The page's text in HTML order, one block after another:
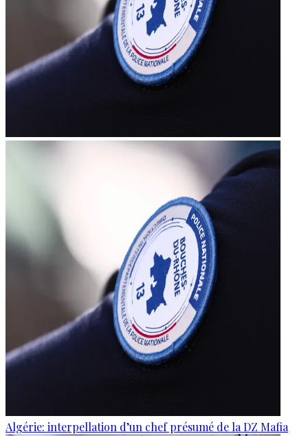
Algérie: interpellation d’un chef présumé de la DZ Mafia